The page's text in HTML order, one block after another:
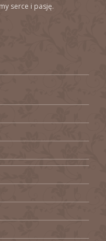
serce i pasję.